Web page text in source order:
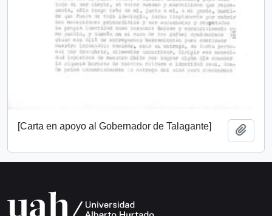
[Carta en apoyo al Gobernador de Talagante]